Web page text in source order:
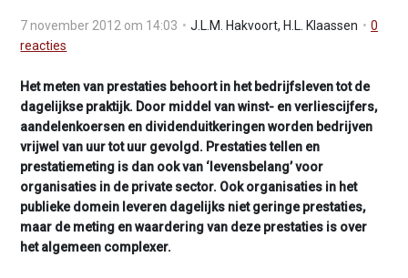
g
t
o
n
J
u
m
p
t
7 november 2012 om 14:03 J.L.M. Hakvoort, H.L. Klaassen
0
reacties
Het meten van prestaties behoort in het bedrijfsleven tot de
dagelijkse praktijk. Door middel van winst- en verliescijfers,
aandelenkoersen en dividenduitkeringen worden bedrijven
vrijwel van uur tot uur gevolgd. Prestaties tellen en
prestatiemeting is dan ook van ‘levensbelang’ voor
organisaties in de private sector. Ook organisaties in het
publieke domein leveren dagelijks niet geringe prestaties,
maar de meting en waardering van deze prestaties is over
het algemeen complexer.